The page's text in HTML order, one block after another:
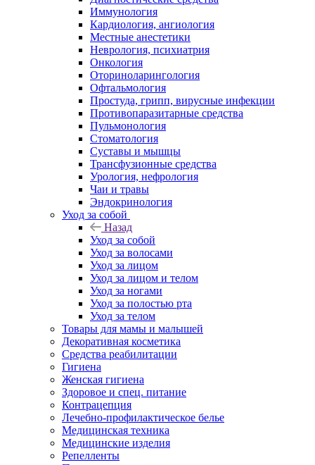
Иммунология
Кардиология, ангиология
Местные анестетики
Неврология, психиатрия
Онкология
Оториноларингология
Офтальмология
Простуда, грипп, вирусные инфекции
Противопаразитарные средства
Пульмонология
Стоматология
Суставы и мышцы
Трансфузионные средства
Урология, нефрология
Чаи и травы
Эндокринология
Уход за собой
Назад
Уход за собой
Уход за волосами
Уход за лицом
Уход за лицом и телом
Уход за ногами
Уход за полостью рта
Уход за телом
Товары для мамы и малышей
Декоративная косметика
Средства реабилитации
Гигиена
Женская гигиена
Здоровое и спец. питание
Контрацепция
Лечебно-профилактическое белье
Медицинская техника
Медицинские изделия
Репелленты